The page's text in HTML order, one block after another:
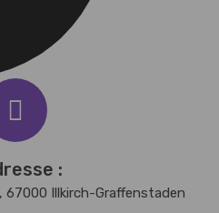
:
67000 Illkirch-Graffenstaden